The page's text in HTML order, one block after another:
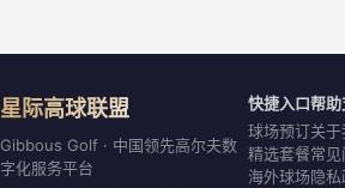
星际高球联盟
Gibbous Golf · 中国领先高尔夫数
字化服务平台
快捷入口
球场预订
精选套餐
海外球场
帮助
关于
常
隐私